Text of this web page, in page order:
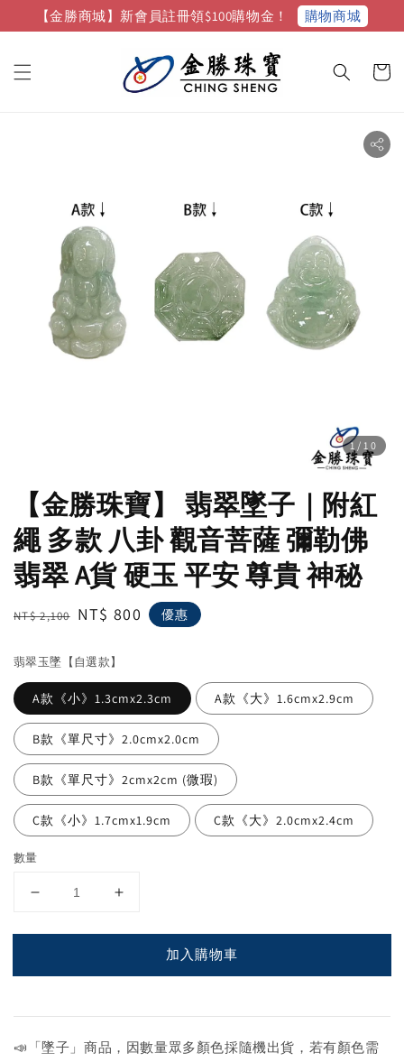
【金勝商城】新會員註冊領$100購物金！ 購物商城
1 /10
【金勝珠寶】 翡翠墜子｜附紅
繩 多款 八卦 觀音菩薩 彌勒佛
翡翠 A貨 硬玉 平安 尊貴 神秘
Regular
NT$ 2,100 Sale
NT$ 800 優惠
翡翠玉墜【自選款】
A款《小》1.3cmx2.3cm A款《大》1.6cmx2.9cm
B款《單尺寸》2.0cmx2.0cm
B款《單尺寸》2cmx2cm (微瑕)
C款《小》1.7cmx1.9cm C款《大》2.0cmx2.4cm
數量
加入購物車
📣「墜子」商品，因數量眾多顏色採隨機出貨，若有顏色需